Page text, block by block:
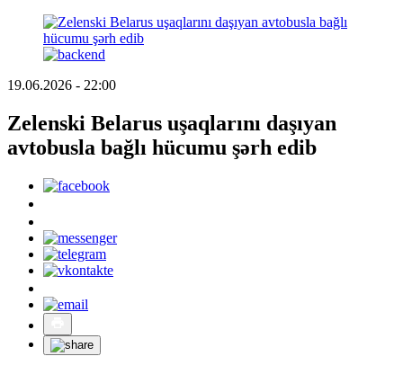
19.06.2026 - 22:00
Zelenski Belarus uşaqlarını daşıyan
avtobusla bağlı hücumu şərh edib